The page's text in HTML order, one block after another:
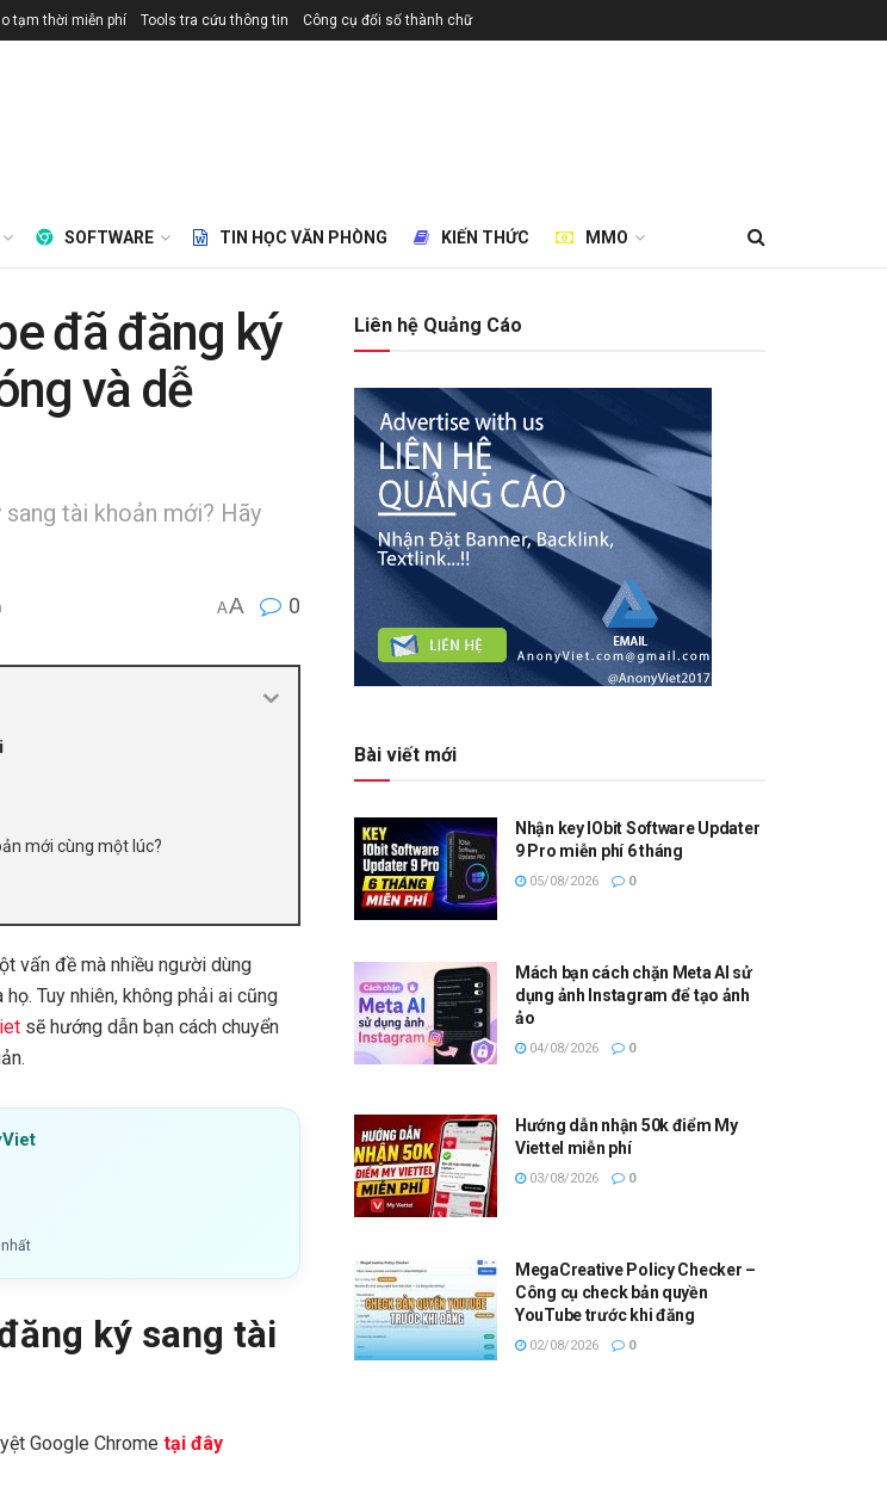
tạm thời miễn phí Tools tra cứu thông tin Công cụ đổi số thành chữ
SOFTWARE TIN HỌC VĂN PHÒNG KIẾN THỨC MMO
đã đăng ký
và dễ
tài khoản mới? Hãy
AA 0
mới cùng một lúc?
vấn đề mà nhiều người dùng
Tuy nhiên, không phải ai cũng
sẽ hướng dẫn bạn cách chuyển
ký sang tài
Google Chrome tại đây
Liên hệ Quảng Cáo
Bài viết mới
Nhận key IObit Software Updater
9 Pro miễn phí 6 tháng
05/08/2026 0
Mách bạn cách chặn Meta AI sử
dụng ảnh Instagram để tạo ảnh
ảo
04/08/2026 0
Hướng dẫn nhận 50k điểm My
Viettel miễn phí
03/08/2026 0
MegaCreative Policy Checker –
Công cụ check bản quyền
YouTube trước khi đăng
02/08/2026 0